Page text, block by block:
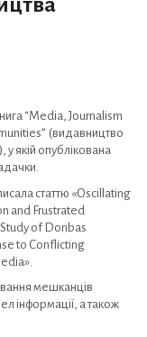
“Media, Journalism
(видавництво
якій опублікована
статтю «Oscillating
and Frustrated
of Donbas
to Conflicting
мешканців
інформації, а також